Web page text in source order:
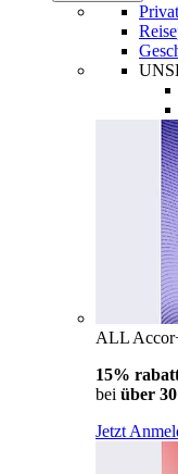
ALL
15%
bei über
Jetzt